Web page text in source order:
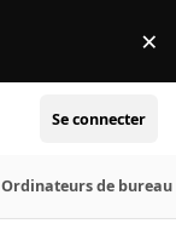
×
Se connecter
Ordinateurs de bureau